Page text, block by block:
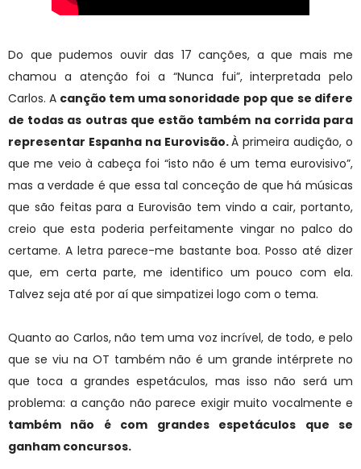
Do que pudemos ouvir das 17 canções, a que mais me
chamou a atenção foi a “Nunca fui”, interpretada pelo
Carlos. A canção tem uma sonoridade pop que se difere
de todas as outras que estão também na corrida para
representar Espanha na Eurovisão.À primeira audição, o
que me veio à cabeça foi “isto não é um tema eurovisivo”,
mas a verdade é que essa tal conceção de que há músicas
que são feitas para a Eurovisão tem vindo a cair, portanto,
creio que esta poderia perfeitamente vingar no palco do
certame. A letra parece-me bastante boa. Posso até dizer
que, em certa parte, me identifico um pouco com ela.
Talvez seja até por aí que simpatizei logo com o tema.
Quanto ao Carlos, não tem uma voz incrível, de todo, e pelo
que se viu na OT também não é um grande intérprete no
que toca a grandes espetáculos, mas isso não será um
problema: a canção não parece exigir muito vocalmente e
também não é com grandes espetáculos que se
ganham concursos.